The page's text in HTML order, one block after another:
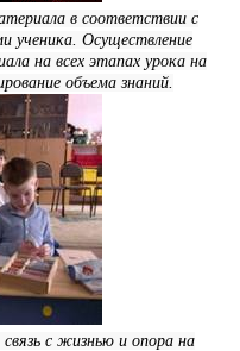
в соответствии с
ученика. Осуществление
на всех этапах урока на
объема знаний.
с жизнью и опора на